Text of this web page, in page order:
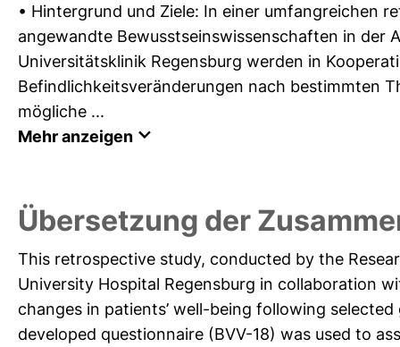
• Hintergrund und Ziele: In einer umfangreichen
angewandte Bewusstseinswissenschaften in der
Universitätsklinik Regensburg werden in
Befindlichkeitsveränderungen nach bestimmten
mögliche ...
Mehr anzeigen
Übersetzung der
This retrospective study, conducted by the
University Hospital Regensburg in collaboration
changes in patients’ well-being following
developed questionnaire (BVV-18) was used to